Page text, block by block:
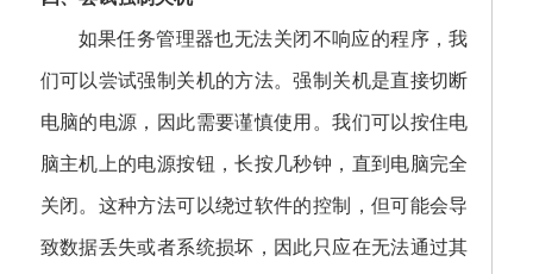
如果任务管理器也无法关闭不响应的程序，我
们可以尝试强制关机的方法。强制关机是直接切断
电脑的电源，因此需要谨慎使用。我们可以按住电
脑主机上的电源按钮，长按几秒钟，直到电脑完全
关闭。这种方法可以绕过软件的控制，但可能会导
致数据丢失或者系统损坏，因此只应在无法通过其